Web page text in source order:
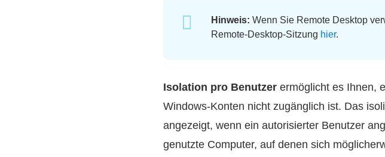
Hinweis: Wenn Sie Remote Desktop
Remote-Desktop-Sitzung hier.
Isolation pro Benutzer ermöglicht es Ihnen,
Windows-Konten nicht zugänglich ist. Das
angezeigt, wenn ein autorisierter Benutzer
genutzte Computer, auf denen sich